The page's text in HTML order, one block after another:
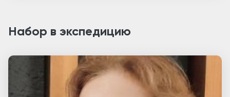
Набор в экспедицию